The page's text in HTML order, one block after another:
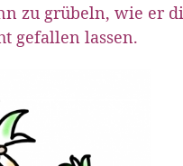
zu grübeln, wie er
gefallen lassen.